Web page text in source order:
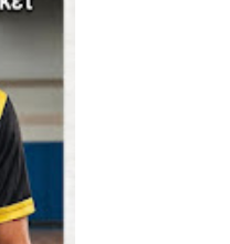
72-54 το Πέρα